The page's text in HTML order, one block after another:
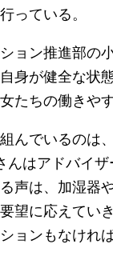
っている。
ョン推進部の
身が健全な状
たちの働きや
んでいるのは
んはアドバイ
声は、加湿器
望に応えてい
ョンもなけれ